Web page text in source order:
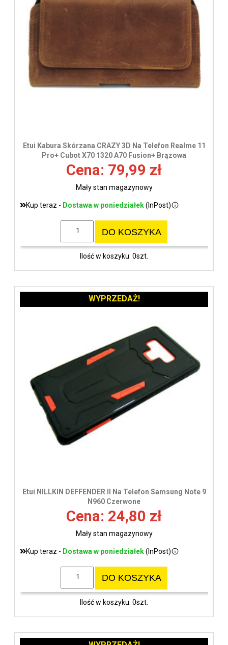
Etui Kabura Skórzana CRAZY 3D Na Telefon Realme 11
Pro+ Cubot X70 1320 A70 Fusion+ Brązowa
Cena: 79,99 zł
Mały stan magazynowy
Kup teraz - Dostawa w poniedziałek(InPost)
DO KOSZYKA
Ilość w koszyku: 0szt.
Etui NILLKIN DEFFENDER II Na Telefon Samsung Note 9
N960 Czerwone
Cena: 24,80 zł
Mały stan magazynowy
Kup teraz - Dostawa w poniedziałek(InPost)
DO KOSZYKA
Ilość w koszyku: 0szt.
WYPRZEDAŻ!